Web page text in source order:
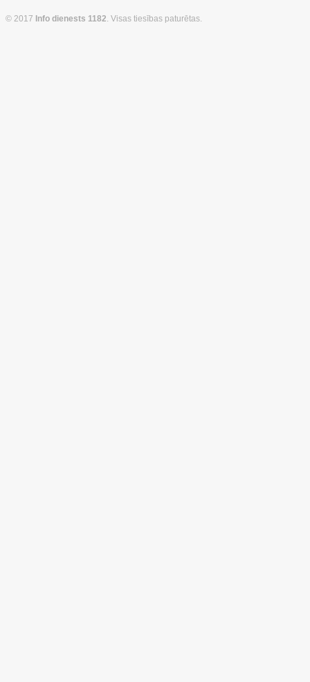
© 2017 Info dienests 1182 . Visas tiesības paturētas.